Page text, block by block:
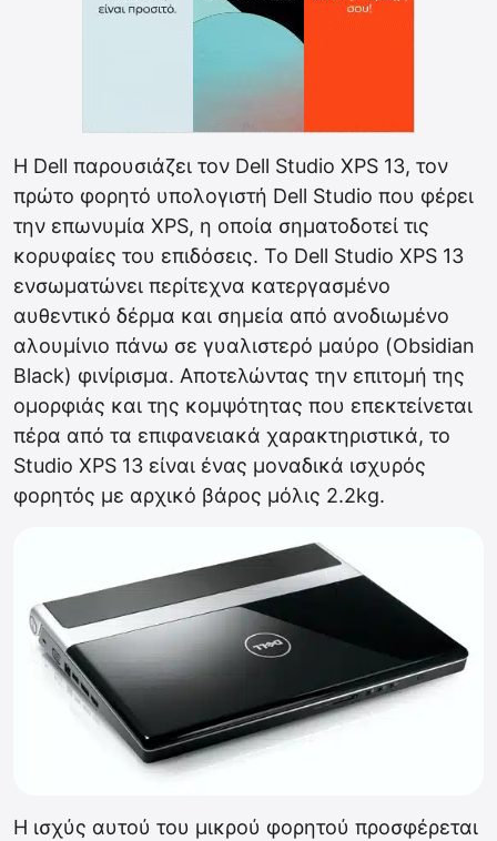
Η Dell παρουσιάζει τον Dell Studio XPS 13, τον
πρώτο φορητό υπολογιστή Dell Studio που φέρει
την επωνυμία XPS, η οποία σηματοδοτεί τις
κορυφαίες του επιδόσεις. Το Dell Studio XPS 13
ενσωματώνει περίτεχνα κατεργασμένο
αυθεντικό δέρμα και σημεία από ανοδιωμένο
αλουμίνιο πάνω σε γυαλιστερό μαύρο (Obsidian
Black) φινίρισμα. Αποτελώντας την επιτομή της
ομορφιάς και της κομψότητας που επεκτείνεται
πέρα από τα επιφανειακά χαρακτηριστικά, το
Studio XPS 13 είναι ένας μοναδικά ισχυρός
φορητός με αρχικό βάρος μόλις 2.2kg.
H ισχύς αυτού του μικρού φορητού προσφέρεται